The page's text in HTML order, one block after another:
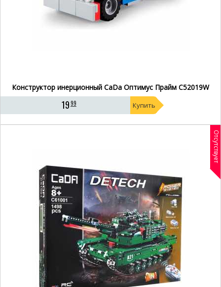
Конструктор инерционный CaDa Оптимус Прайм C52019W
1999 Купить
Отсутствует